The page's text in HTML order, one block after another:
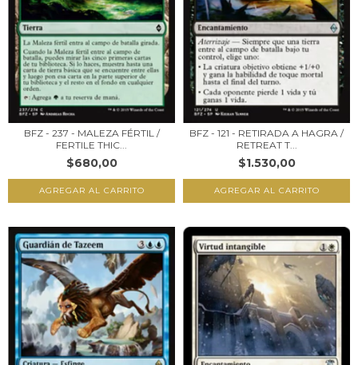
BFZ - 237 - MALEZA FÉRTIL /
FERTILE THIC...
$680,00
BFZ - 121 - RETIRADA A HAGRA /
RETREAT T...
$1.530,00